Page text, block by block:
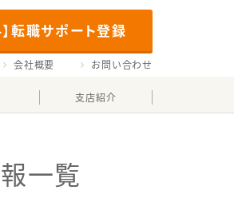
】転職サポート登録
会社概要 お問い合わせ
支店紹介
一覧